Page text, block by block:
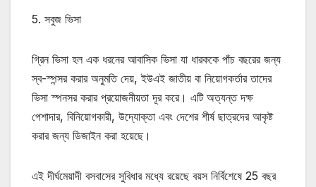
5. সবুজ ভিসা
গ্রিন ভিসা হল এক ধরনের আবাসিক ভিসা যা ধারককে পাঁচ বছরের জন্য
স্ব-স্পন্সর করার অনুমতি দেয়, ইউএই জাতীয় বা নিয়োগকর্তার তাদের
ভিসা স্পনসর করার প্রয়োজনীয়তা দূর করে। এটি অত্যন্ত দক্ষ
পেশাদার, বিনিয়োগকারী, উদ্যোক্তা এবং দেশের শীর্ষ ছাত্রদের আকৃষ্ট
করার জন্য ডিজাইন করা হয়েছে।
এই দীর্ঘমেয়াদী বসবাসের সুবিধার মধ্যে রয়েছে বয়স নির্বিশেষে 25 বছর